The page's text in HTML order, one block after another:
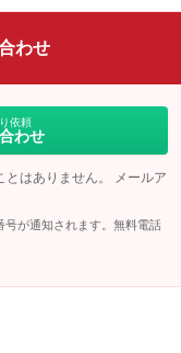
わせ
依頼
わせ
とはありません。 メールア
が通知されます。無料電話